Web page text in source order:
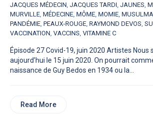
JACQUES MÉDECIN, JACQUES TARDI, JAUNES,
MURVILLE, MÉDECINE, MÔME, MOMIE,
PANDÉMIE, PEAUX-ROUGE, RAYMOND DEVOS,
VACCINATION, VACCINS, VITAMINE C
Épisode 27 Covid-19, juin 2020 Artistes Nous
aujourd’hui le 15 juin 2020. On pourrait
naissance de Guy Bedos en 1934 ou la...
Read More